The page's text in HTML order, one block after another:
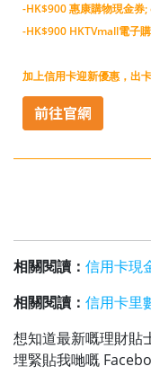
-HK$900 惠康購物現金券;
-HK$900 HKTVmall電子
加上信用卡迎新優惠，出
相關閱讀： 信用卡現
相關閱讀： 信用卡里
想知道最新嘅理財貼
埋緊貼我哋嘅